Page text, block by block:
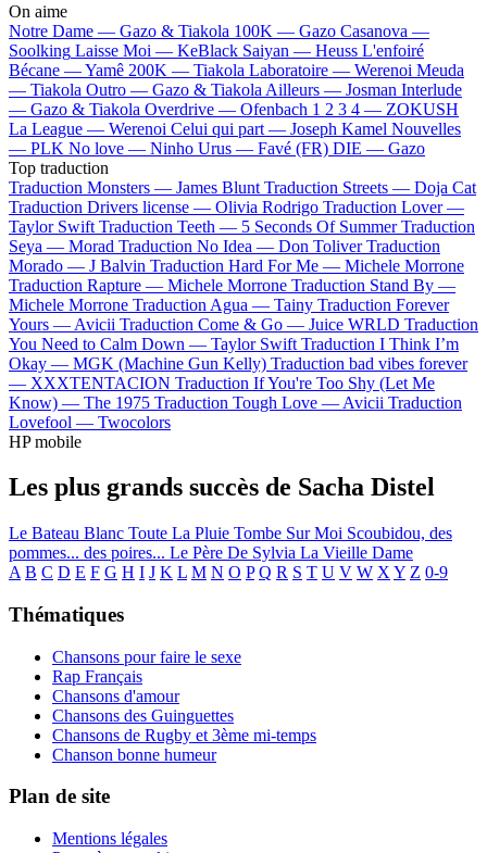
On aime
Notre Dame — Gazo & Tiakola 100K — Gazo Casanova —
Soolking Laisse Moi — KeBlack Saiyan — Heuss L'enfoiré
Bécane —Yamê 200K — Tiakola Laboratoire — Werenoi Meuda
— Tiakola Outro — Gazo & Tiakola Ailleurs — Josman Interlude
— Gazo & Tiakola Overdrive — Ofenbach 1 2 3 4 — ZOKUSH
La League — Werenoi Celui qui part — Joseph Kamel Nouvelles
— PLK No love — Ninho Urus — Favé (FR) DIE — Gazo
Top traduction
Traduction Monsters — James Blunt Traduction Streets — Doja Cat
Traduction Drivers license — Olivia Rodrigo Traduction Lover —
Taylor Swift Traduction Teeth — 5 Seconds Of Summer Traduction
Seya — Morad Traduction No Idea — Don Toliver Traduction
Morado — J Balvin Traduction Hard For Me — Michele Morrone
Traduction Rapture — Michele Morrone Traduction Stand By —
Michele Morrone Traduction Agua — Tainy Traduction Forever
Yours — Avicii Traduction Come & Go — Juice WRLD Traduction
You Need to Calm Down — Taylor Swift Traduction I Think I’m
Okay — MGK (Machine Gun Kelly) Traduction bad vibes forever
— XXXTENTACION Traduction If You're Too Shy (Let Me
Know) — The 1975 Traduction Tough Love — Avicii Traduction
Lovefool — Twocolors
HP mobile
Les plus grands succès de Sacha Distel
Le Bateau Blanc Toute La Pluie Tombe Sur Moi Scoubidou, des
pommes... des poires... Le Père De Sylvia La Vieille Dame
A B C D E F G H I J K L M N O P Q R S T U V W X Y Z 0-9
Thématiques
Chansons pour faire le sexe
Rap Français
Chansons d'amour
Chansons des Guinguettes
Chansons de Rugby et 3ème mi-temps
Chanson bonne humeur
Plan de site
Mentions légales